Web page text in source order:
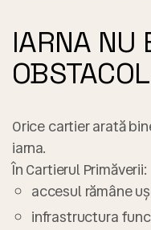
IARNA NU
Orice cartier arată
iarna.
În Cartierul Primăverii:
accesul rămâne
infrastructura